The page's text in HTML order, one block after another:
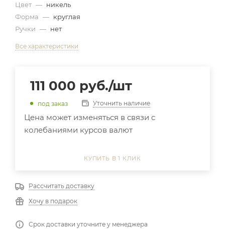
Цвет — никель
Форма — круглая
Ручки — нет
Все характеристики
111 000 руб./шт
под заказ Уточнить наличие
Цена может изменяться в связи с
колебаниями курсов валют
КУПИТЬ В 1 КЛИК
Рассчитать доставку
Хочу в подарок
Срок доставки уточните у менеджера